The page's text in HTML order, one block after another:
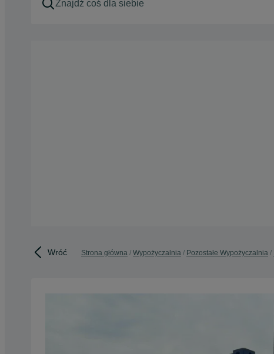
Wróć Strona główna Wypożyczalnia Pozostałe Wypożyczalnia